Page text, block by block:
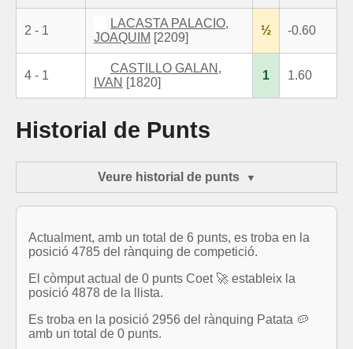
2 - 1
LACASTA PALACIO,
JOAQUIM [2209]
½ -0.60
4 - 1
CASTILLO GALAN,
IVAN [1820]
1 1.60
Historial de Punts
Veure historial de punts
Actualment, amb un total de 6 punts, es troba en la
posició 4785 del rànquing de competició.
El còmput actual de 0 punts Coet 🚀 estableix la
posició 4878 de la llista.
Es troba en la posició 2956 del rànquing Patata 🥔
amb un total de 0 punts.